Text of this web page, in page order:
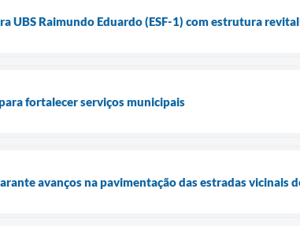
UBS Raimundo Eduardo (ESF-1) com estrutura
fortalecer serviços municipais
avanços na pavimentação das estradas vicinais